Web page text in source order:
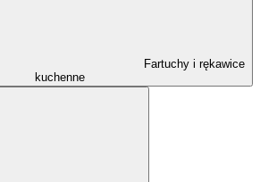
Fartuchy i rękawice
kuchenne